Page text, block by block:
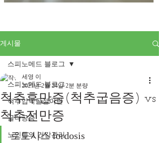
게시물
스피노메드 블로그
척추압박골절이란
골다공증
노인들의 건강관리
스피노메드 블로그
척추후만증(척추굽음증) vs
척추전만증
세영 이
2021년 2월 24일 2분 분량
로도시스 lordosis